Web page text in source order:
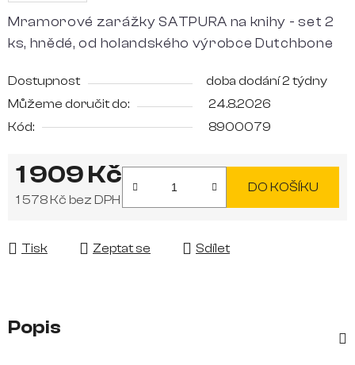
Mramorové zarážky SATPURA na knihy - set 2
ks, hnědé, od holandského výrobce Dutchbone
Dostupnost
doba dodání 2 týdny
Můžeme doručit do:
24.8.2026
Kód:
8900079
1 909 Kč
1 578 Kč bez DPH
DO KOŠÍKU
Tisk Zeptat se Sdílet
Popis